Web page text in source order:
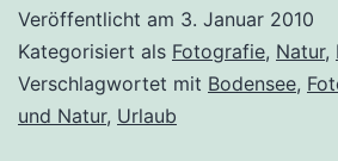
Veröffentlicht am 3. Januar 2010
Kategorisiert als Fotografie, Natur,
Verschlagwortet mit Bodensee,
und Natur, Urlaub